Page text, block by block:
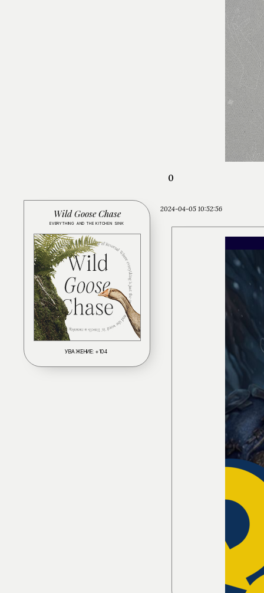
0
2024-04-05 10:52:56
Wild Goose Chase
EVERYTHING AND THE KITCHEN SINK
УВАЖЕНИЕ: +104